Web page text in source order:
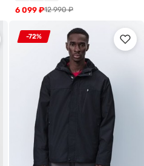
12 990₽
6 099 ₽
-72%